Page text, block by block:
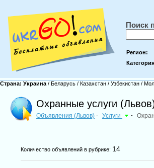
Поиск
Регион:
Страна: Украина / Беларусь / Казахстан / Узбекистан /
Охранные услуги
Объявления (Львов) - Услуги -
Количество объявлений в рубрике: 14